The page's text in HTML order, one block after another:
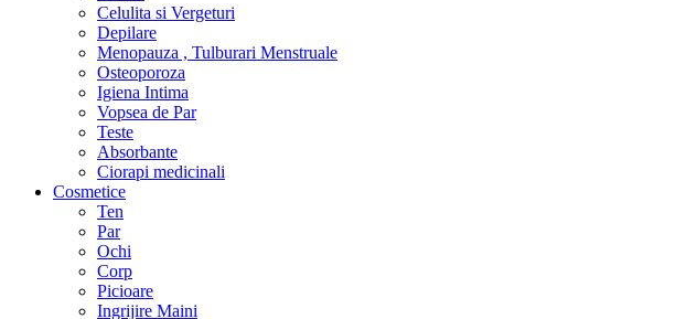
Celulita si Vergeturi
Depilare
Menopauza , Tulburari Menstruale
Osteoporoza
Igiena Intima
Vopsea de Par
Teste
Absorbante
Ciorapi medicinali
Cosmetice
Ten
Par
Ochi
Corp
Picioare
Ingrijire Maini